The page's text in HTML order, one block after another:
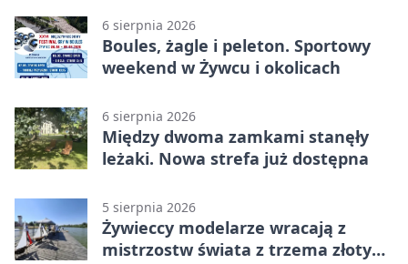
6 sierpnia 2026
Boules, żagle i peleton. Sportowy
weekend w Żywcu i okolicach
6 sierpnia 2026
Między dwoma zamkami stanęły
leżaki. Nowa strefa już dostępna
5 sierpnia 2026
Żywieccy modelarze wracają z
mistrzostw świata z trzema złotymi